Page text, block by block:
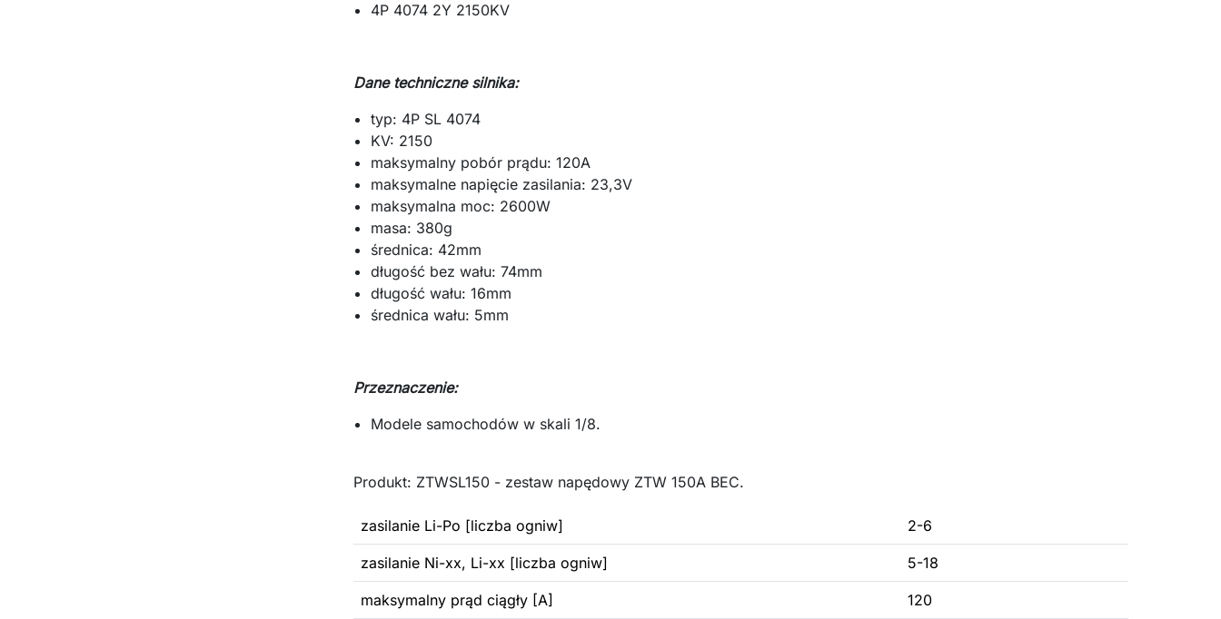
4P 4074 2Y 2150KV
Dane techniczne silnika:
typ: 4P SL 4074
KV: 2150
maksymalny pobór prądu: 120A
maksymalne napięcie zasilania: 23,3V
maksymalna moc: 2600W
masa: 380g
średnica: 42mm
długość bez wału: 74mm
długość wału: 16mm
średnica wału: 5mm
Przeznaczenie:
Modele samochodów w skali 1/8.
Produkt: ZTWSL150 - zestaw napędowy ZTW 150A BEC.
zasilanie Li-Po [liczba ogniw] 2-6
zasilanie Ni-xx, Li-xx [liczba ogniw] 5-18
maksymalny prąd ciągły [A] 120